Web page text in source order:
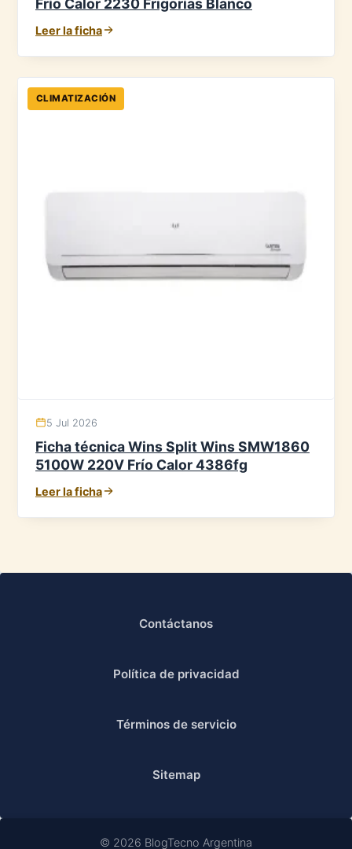
Frío Calor 2230 Frigorías Blanco
Leer la ficha
CLIMATIZACIÓN
5 Jul 2026
Ficha técnica Wins Split Wins SMW1860
5100W 220V Frío Calor 4386fg
Leer la ficha
Contáctanos
Política de privacidad
Términos de servicio
Sitemap
© 2026 BlogTecno Argentina